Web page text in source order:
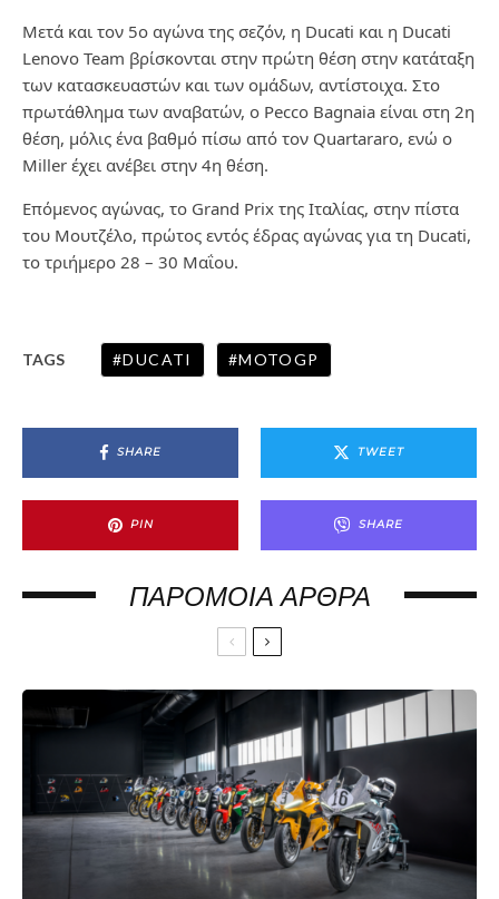
Μετά και τον 5ο αγώνα της σεζόν, η Ducati και η Ducati
Lenovo Team βρίσκονται στην πρώτη θέση στην κατάταξη
των κατασκευαστών και των ομάδων, αντίστοιχα. Στο
πρωτάθλημα των αναβατών, ο Pecco Bagnaia είναι στη 2η
θέση, μόλις ένα βαθμό πίσω από τον Quartararo, ενώ ο
Miller έχει ανέβει στην 4η θέση.
Επόμενος αγώνας, το Grand Prix της Ιταλίας, στην πίστα
του Μουτζέλο, πρώτος εντός έδρας αγώνας για τη Ducati,
το τριήμερο 28 – 30 Μαΐου.
TAGS DUCATI MOTOGP
SHARE TWEET
PIN SHARE
ΠΑΡΌΜΟΙΑ ΆΡΘΡΑ